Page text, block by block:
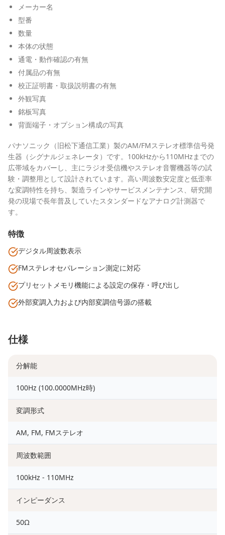
メーカー名
型番
数量
本体の状態
通電・動作確認の有無
付属品の有無
校正証明書・取扱説明書の有無
外観写真
銘板写真
背面端子・オプション構成の写真
パナソニック（旧松下通信工業）製のAM/FMステレオ標準信号発
生器（シグナルジェネレータ）です。100kHzから110MHzまでの
広帯域をカバーし、主にラジオ受信機やステレオ音響機器等の試
験・調整用として設計されています。高い周波数安定度と低歪率
な変調特性を持ち、製造ラインやサービスメンテナンス、研究開
発の現場で長年普及していたスタンダードなアナログ計測器で
す。
特徴
デジタル周波数表示
FMステレオセパレーション測定に対応
プリセットメモリ機能による設定の保存・呼び出し
外部変調入力および内部変調信号源の搭載
仕様
分解能
100Hz (100.0000MHz時)
変調形式
AM, FM, FMステレオ
周波数範囲
100kHz - 110MHz
インピーダンス
50Ω